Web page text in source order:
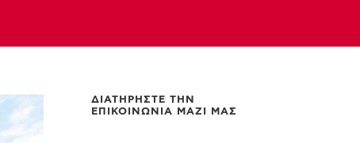
ΔΙΑΤΗΡΉΣΤΕ ΤΗΝ
ΕΠΙΚΟΙΝΩΝΊΑ ΜΑΖΊ ΜΑΣ